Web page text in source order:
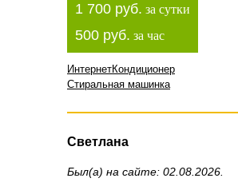
1 700 руб. за сутки
500 руб. за час
ИнтернетКондиционер
Стиральная машинка
Светлана
Был(а) на сайте: 02.08.2026.